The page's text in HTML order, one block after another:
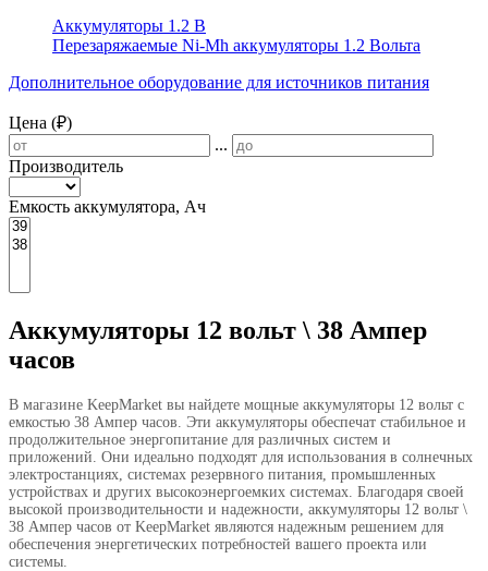
Аккумуляторы 1.2 В
Перезаряжаемые Ni-Mh аккумуляторы 1.2 Вольта
Дополнительное оборудование для источников питания
Цена (₽)
...
Производитель
Емкость аккумулятора, Ач
Аккумуляторы 12 вольт \ 38 Ампер
часов
В магазине KeepMarket вы найдете мощные аккумуляторы 12 вольт с
емкостью 38 Ампер часов. Эти аккумуляторы обеспечат стабильное и
продолжительное энергопитание для различных систем и
приложений. Они идеально подходят для использования в солнечных
электростанциях, системах резервного питания, промышленных
устройствах и других высокоэнергоемких системах. Благодаря своей
высокой производительности и надежности, аккумуляторы 12 вольт \
38 Ампер часов от KeepMarket являются надежным решением для
обеспечения энергетических потребностей вашего проекта или
системы.